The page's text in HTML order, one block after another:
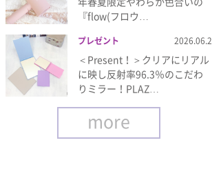
『flow(フロウ…
プレゼント 2026.06.2
＜Present！＞クリアにリアル
に映し反射率96.3％のこだわ
りミラー！PLAZ…
more